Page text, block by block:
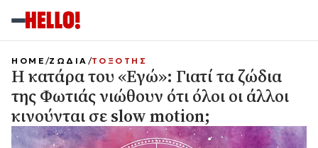
HOME ΖΩΔΙΑ ΤΟΞΟΤΗΣ
Η κατάρα του «Εγώ»: Γιατί τα ζώδια
της Φωτιάς νιώθουν ότι όλοι οι άλλοι
κινούνται σε slow motion;